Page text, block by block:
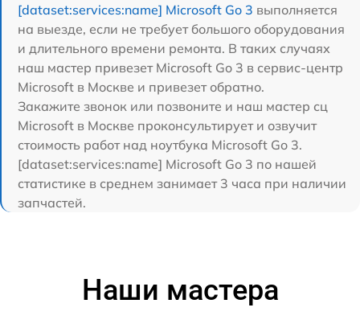
[dataset:services:name] Microsoft Go 3 выполняется
на выезде, если не требует большого оборудования
и длительного времени ремонта. В таких случаях
наш мастер привезет Microsoft Go 3 в сервис-центр
Microsoft в Москве и привезет обратно.
Закажите звонок или позвоните и наш мастер сц
Microsoft в Москве проконсультирует и озвучит
стоимость работ над ноутбука Microsoft Go 3.
[dataset:services:name] Microsoft Go 3 по нашей
статистике в среднем занимает 3 часа при наличии
запчастей.
Наши мастера